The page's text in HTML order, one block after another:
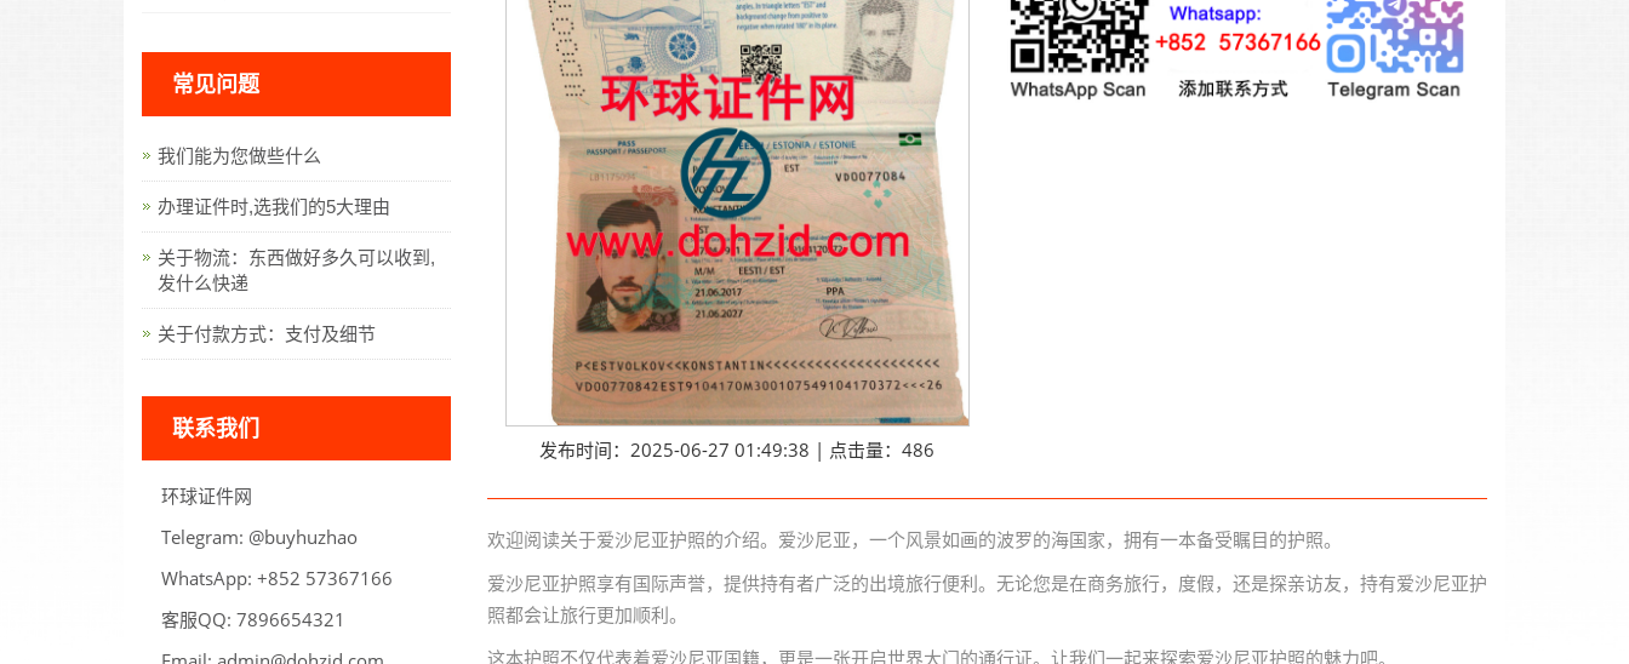
发布时间：2025-06-27 01:49:38 | 点击量：486
欢迎阅读关于爱沙尼亚护照的介绍。爱沙尼亚，一个风景如画的波罗的海国家，拥有一本备受瞩目的护照。
爱沙尼亚护照享有国际声誉，提供持有者广泛的出境旅行便利。无论您是在商务旅行，度假，还是探亲访友，持有爱沙尼亚护
照都会让旅行更加顺利。
这本护照不仅代表着爱沙尼亚国籍，更是一张开启世界大门的通行证。让我们一起来探索爱沙尼亚护照的魅力吧。
常见问题
我们能为您做些什么
办理证件时,选我们的5大理由
关于物流：东西做好多久可以收到,
发什么快递
关于付款方式：支付及细节
联系我们
环球证件网
Telegram: oahzuhyub@
WhatsApp: 66176375 258+
客服QQ:
123456
7896